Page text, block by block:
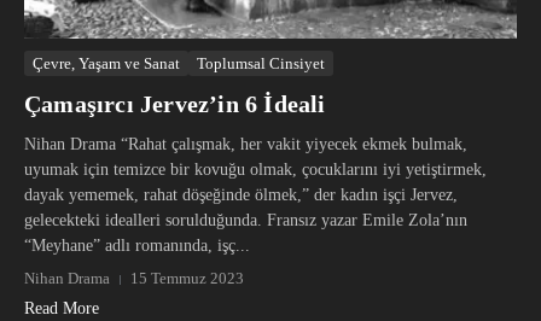
Çevre, Yaşam ve Sanat Toplumsal Cinsiyet
Çamaşırcı Jervez’in 6 İdeali
Nihan Drama “Rahat çalışmak, her vakit yiyecek ekmek bulmak,
uyumak için temizce bir kovuğu olmak, çocuklarını iyi yetiştirmek,
dayak yememek, rahat döşeğinde ölmek,” der kadın işçi Jervez,
gelecekteki idealleri sorulduğunda. Fransız yazar Emile Zola’nın
“Meyhane” adlı romanında, işç...
Nihan Drama
15 Temmuz 2023
Read More